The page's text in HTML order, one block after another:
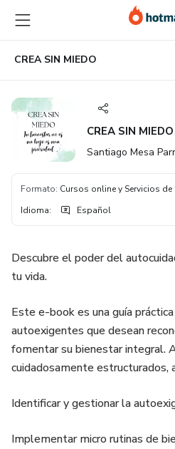
contenido
principal
la
página
de
pie
página
CREA SIN MIEDO
CREA SIN MIEDO
Santiago Mesa
Formato: Cursos online y Servicios
Idioma: Español
Descubre el poder del
tu vida.
Este e-book es una guía
autoexigentes que desean
fomentar su bienestar integral.
cuidadosamente estructurados,
Identificar y gestionar la
Implementar micro rutinas de